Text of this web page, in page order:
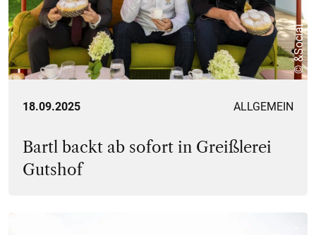
© &Social
18.09.2025 ALLGEMEIN
Bartl backt ab sofort in Greißlerei
Gutshof